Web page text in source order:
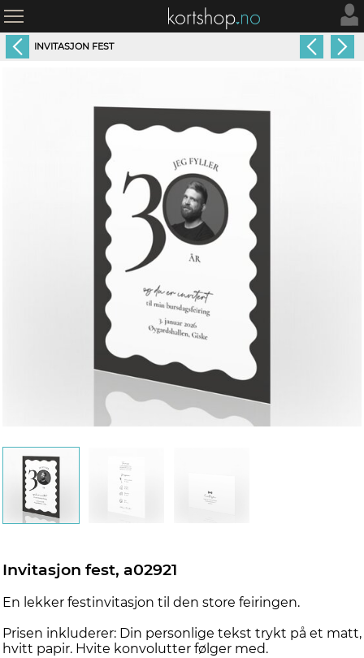
INVITASJON FEST
Invitasjon fest, a02921
En lekker festinvitasjon til den store feiringen.
Prisen inkluderer: Din personlige tekst trykt på et matt,
hvitt papir. Hvite konvolutter følger med.